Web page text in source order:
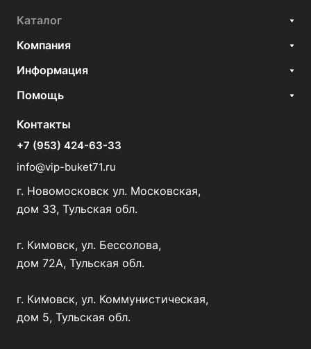
Каталог
Компания
Информация
Помощь
Контакты
+7 (953) 424-63-33
info@vip-buket71.ru
г. Новомосковск ул. Московская,
дом 33, Тульская обл.
г. Кимовск, ул. Бессолова,
дом 72А, Тульская обл.
г. Кимовск, ул. Коммунистическая,
дом 5, Тульская обл.